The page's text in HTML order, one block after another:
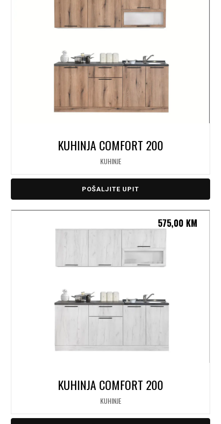
KUHINJA COMFORT 200
KUHINJE
POŠALJITE UPIT
KUHINJA COMFORT 200
KUHINJE
575,00 KM